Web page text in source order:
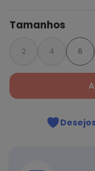
Tamanhos
2 4 6